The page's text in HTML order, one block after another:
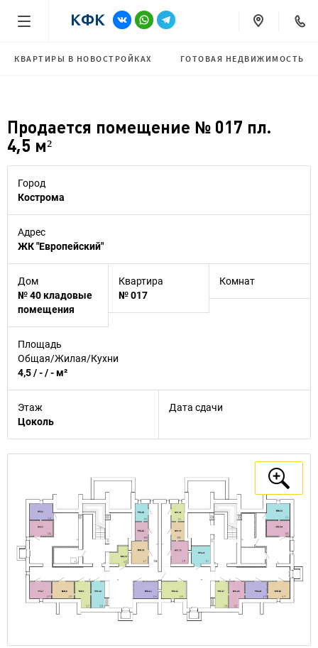
КВАРТИРЫ В НОВОСТРОЙКАХ ГОТОВАЯ НЕДВИЖИМОСТЬ
Продается помещение № 017 пл.
4,5 м²
Город
Кострома
Адрес
ЖК "Европейский"
Дом
№ 40 кладовые
помещения
Квартира
№ 017
Комнат
Площадь
Общая/Жилая/Кухни
4,5 / - / - м²
Этаж
Цоколь
Дата сдачи